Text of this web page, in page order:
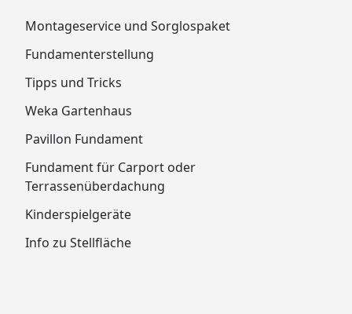
Montageservice und Sorglospaket
Fundamenterstellung
Tipps und Tricks
Weka Gartenhaus
Pavillon Fundament
Fundament für Carport oder
Terrassenüberdachung
Kinderspielgeräte
Info zu Stellfläche